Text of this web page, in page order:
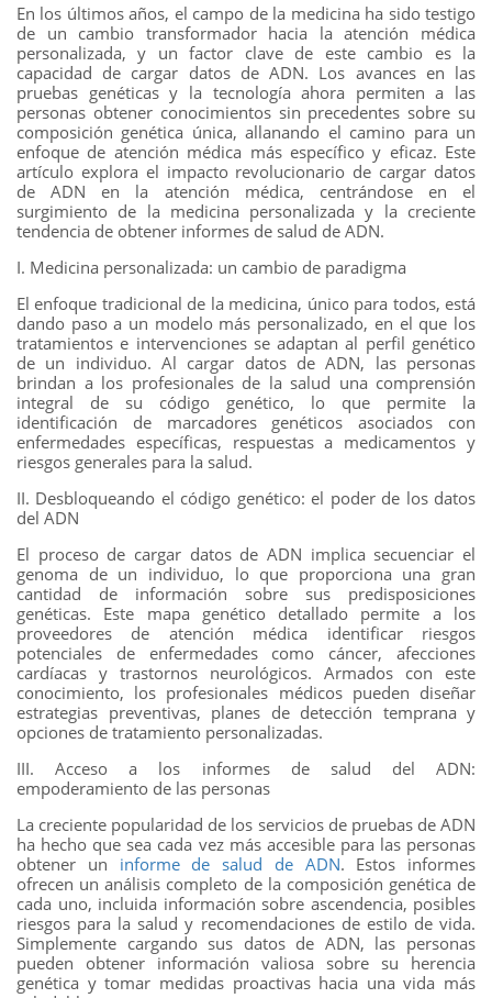
En los últimos años, el campo de la medicina ha sido testigo
de un cambio transformador hacia la atención médica
personalizada, y un factor clave de este cambio es la
capacidad de cargar datos de ADN. Los avances en las
pruebas genéticas y la tecnología ahora permiten a las
personas obtener conocimientos sin precedentes sobre su
composición genética única, allanando el camino para un
enfoque de atención médica más específico y eficaz. Este
artículo explora el impacto revolucionario de cargar datos
de ADN en la atención médica, centrándose en el
surgimiento de la medicina personalizada y la creciente
tendencia de obtener informes de salud de ADN.
I. Medicina personalizada: un cambio de paradigma
El enfoque tradicional de la medicina, único para todos, está
dando paso a un modelo más personalizado, en el que los
tratamientos e intervenciones se adaptan al perfil genético
de un individuo. Al cargar datos de ADN, las personas
brindan a los profesionales de la salud una comprensión
integral de su código genético, lo que permite la
identificación de marcadores genéticos asociados con
enfermedades específicas, respuestas a medicamentos y
riesgos generales para la salud.
II. Desbloqueando el código genético: el poder de los datos
del ADN
El proceso de cargar datos de ADN implica secuenciar el
genoma de un individuo, lo que proporciona una gran
cantidad de información sobre sus predisposiciones
genéticas. Este mapa genético detallado permite a los
proveedores de atención médica identificar riesgos
potenciales de enfermedades como cáncer, afecciones
cardíacas y trastornos neurológicos. Armados con este
conocimiento, los profesionales médicos pueden diseñar
estrategias preventivas, planes de detección temprana y
opciones de tratamiento personalizadas.
III. Acceso a los informes de salud del ADN:
empoderamiento de las personas
La creciente popularidad de los servicios de pruebas de ADN
ha hecho que sea cada vez más accesible para las personas
obtener un informe de salud de ADN. Estos informes
ofrecen un análisis completo de la composición genética de
cada uno, incluida información sobre ascendencia, posibles
riesgos para la salud y recomendaciones de estilo de vida.
Simplemente cargando sus datos de ADN, las personas
pueden obtener información valiosa sobre su herencia
genética y tomar medidas proactivas hacia una vida más